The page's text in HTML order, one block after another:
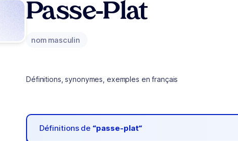
Passe-Plat
nom masculin
Définitions, synonymes, exemples en français
Définitions de “passe-plat“